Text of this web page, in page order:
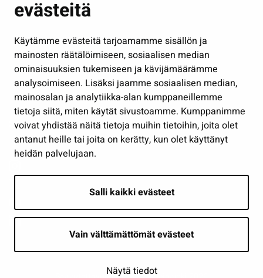
evästeitä
Käytämme evästeitä tarjoamamme sisällön ja
mainosten räätälöimiseen, sosiaalisen median
ominaisuuksien tukemiseen ja kävijämäärämme
analysoimiseen. Lisäksi jaamme sosiaalisen median,
mainosalan ja analytiikka-alan kumppaneillemme
tietoja siitä, miten käytät sivustoamme. Kumppanimme
voivat yhdistää näitä tietoja muihin tietoihin, joita olet
antanut heille tai joita on kerätty, kun olet käyttänyt
heidän palvelujaan.
Salli kaikki evästeet
Vain välttämättömät evästeet
Näytä tiedot
Kulttuuri ja liikunta
Työ ja yrittäminen
Osallistu ja asioi
Näytä omat evästeasetukseni
Seuraa meitä